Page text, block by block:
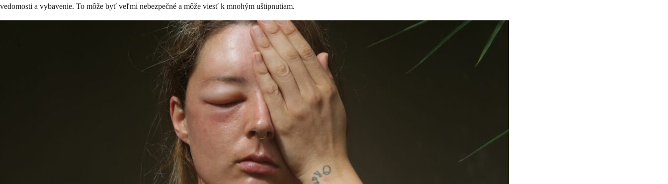
vedomosti a vybavenie. To môže byť veľmi nebezpečné a môže viesť k mnohým uštipnutiam.